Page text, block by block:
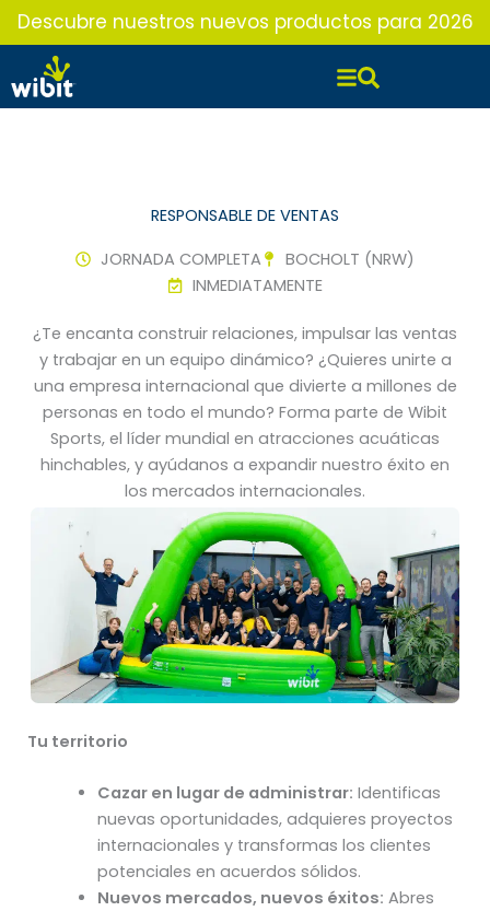
contenido
Descubre nuestros nuevos productos para 2026
RESPONSABLE DE VENTAS
JORNADA COMPLETA
BOCHOLT (NRW)
INMEDIATAMENTE
¿Te encanta construir relaciones, impulsar las ventas
y trabajar en un equipo dinámico? ¿Quieres unirte a
una empresa internacional que divierte a millones de
personas en todo el mundo? Forma parte de Wibit
Sports, el líder mundial en atracciones acuáticas
hinchables, y ayúdanos a expandir nuestro éxito en
los mercados internacionales.
Tu territorio
Cazar en lugar de administrar: Identificas
nuevas oportunidades, adquieres proyectos
internacionales y transformas los clientes
potenciales en acuerdos sólidos.
Nuevos mercados, nuevos éxitos: Abres